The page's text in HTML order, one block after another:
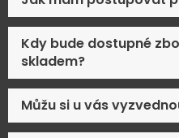
Kdy bude dostupné
skladem?
Můžu si u vás